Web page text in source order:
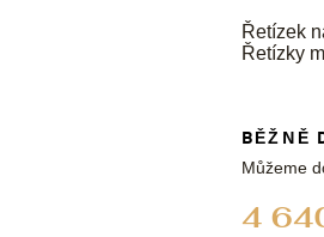
Řetízek
Řetízky
4
BĚŽNĚ
Můžeme